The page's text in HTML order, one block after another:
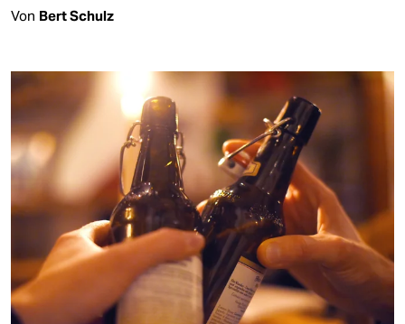
Von Bert Schulz